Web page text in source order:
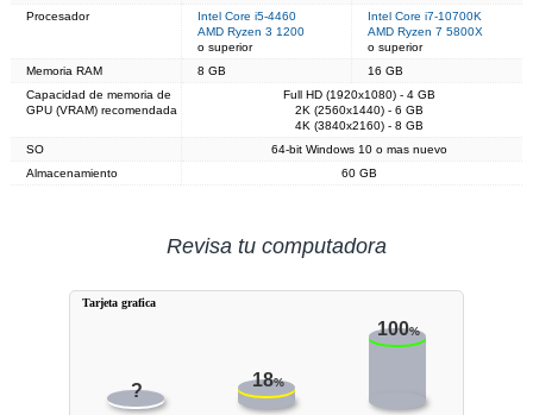
Procesador
Intel Core i5-4460
AMD Ryzen 3 1200
o superior
Intel Core i7-10700K
AMD Ryzen 7 5800X
o superior
Memoria RAM
8 GB
16 GB
Capacidad de memoria de
GPU (VRAM) recomendada
Full HD (1920x1080) - 4 GB
2K (2560x1440) - 6 GB
4K (3840x2160) - 8 GB
SO
64-bit Windows 10 o mas nuevo
Almacenamiento
60 GB
Revisa tu computadora
?
18%
100%
Tarjeta grafica